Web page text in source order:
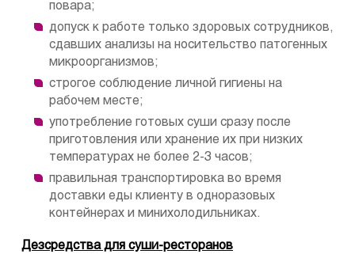
повара;
допуск к работе только здоровых сотрудников,
сдавших анализы на носительство патогенных
микроорганизмов;
строгое соблюдение личной гигиены на
рабочем месте;
употребление готовых суши сразу после
приготовления или хранение их при низких
температурах не более 2-3 часов;
правильная транспортировка во время
доставки еды клиенту в одноразовых
контейнерах и минихолодильниках.
Дезсредства для суши-ресторанов